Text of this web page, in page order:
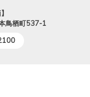
鳥栖町537-1